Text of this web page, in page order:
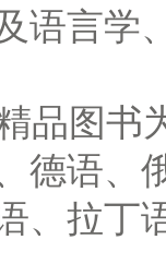
语言学
品图书
德语、
、拉丁